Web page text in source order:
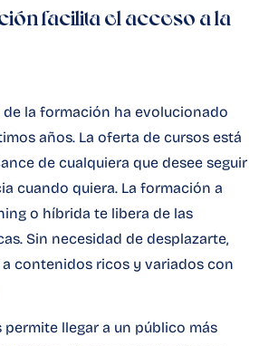
facilita el acceso a la
la formación ha evolucionado
años. La oferta de cursos está
de cualquiera que desee seguir
cuando quiera. La formación a
o híbrida te libera de las
Sin necesidad de desplazarte,
contenidos ricos y variados con
permite llegar a un público más